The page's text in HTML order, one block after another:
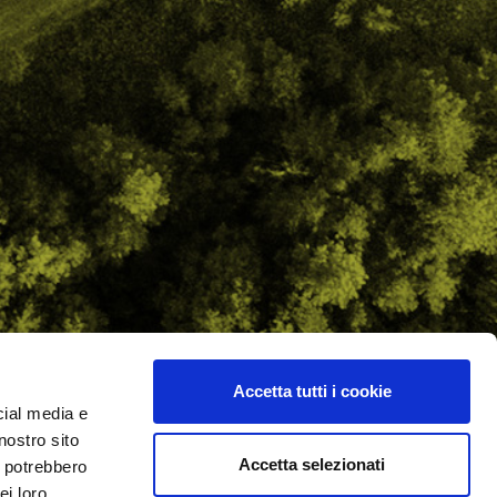
media e
sito
Accetta tutti i cookie
Accetta selezionati
162 srl